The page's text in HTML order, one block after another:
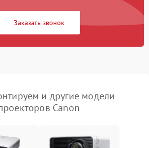
Заказать звонок
и другие модели
Canon